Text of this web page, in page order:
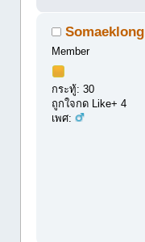
Somaeklong
Member
กระทู้: 30
ถูกใจกด Like+ 4
เพศ: